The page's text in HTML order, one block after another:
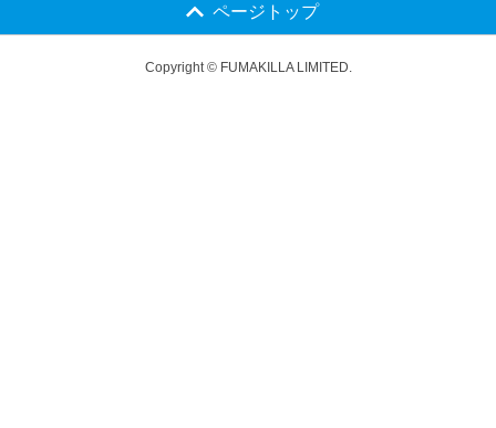
ページトップ
Copyright © FUMAKILLA LIMITED.